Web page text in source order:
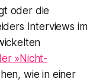
oder die
Interviews im
»Nicht-
wie in einer